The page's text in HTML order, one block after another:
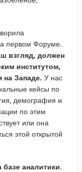
первом Форуме.
взгляд, должен
институтом,
на Западе. У нас
кейсы по
демография и
по этим
или она
этой открытой
аналитики.